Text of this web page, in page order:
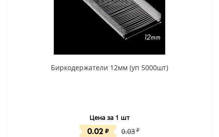
Биркодержатели 12мм (уп 5000шт)
Цена за 1 шт
0.02 ₽ 0.03 ₽